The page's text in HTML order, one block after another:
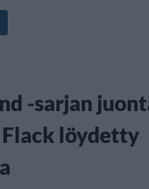
-sarjan
löydetty